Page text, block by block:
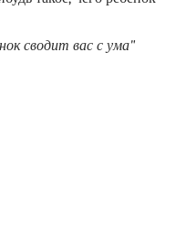
сводит вас с ума"